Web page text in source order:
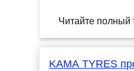
Читайте полный
KAMA TYRES